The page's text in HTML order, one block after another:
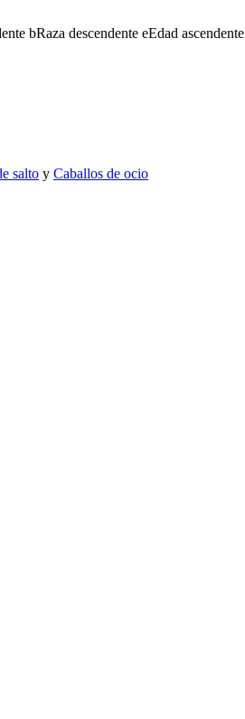
bRaza descendente eEdad ascendente
salto y Caballos de ocio